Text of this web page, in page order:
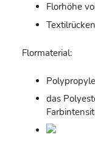
Florhöhe
Flormaterial:
das